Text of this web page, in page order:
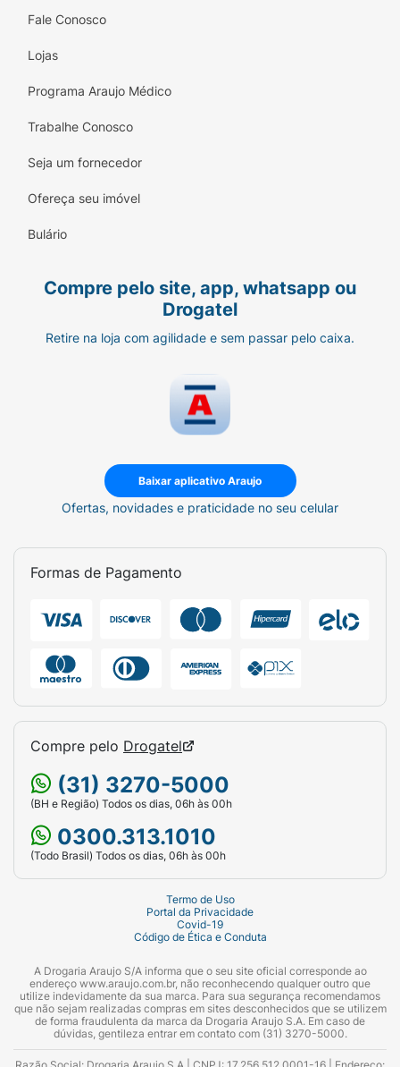
Fale Conosco
Lojas
Programa Araujo Médico
Trabalhe Conosco
Seja um fornecedor
Ofereça seu imóvel
Bulário
Compre pelo site, app, whatsapp ou
Drogatel
Retire na loja com agilidade e sem passar pelo caixa.
Baixar aplicativo Araujo
Ofertas, novidades e praticidade no seu celular
Formas de Pagamento
Compre pelo Drogatel
(31) 3270-5000
(BH e Região) Todos os dias, 06h às 00h
0300.313.1010
(Todo Brasil) Todos os dias, 06h às 00h
Termo de Uso
Portal da Privacidade
Covid-19
Código de Ética e Conduta
A Drogaria Araujo S/A informa que o seu site oficial corresponde ao
endereço www.araujo.com.br, não reconhecendo qualquer outro que
utilize indevidamente da sua marca. Para sua segurança recomendamos
que não sejam realizadas compras em sites desconhecidos que se utilizem
de forma fraudulenta da marca da Drogaria Araujo S.A. Em caso de
dúvidas, gentileza entrar em contato com (31) 3270-5000.